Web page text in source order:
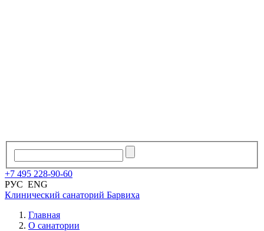
+7 495 228-90-60
РУС ENG
Клинический санаторий Барвиха
Главная
О санатории